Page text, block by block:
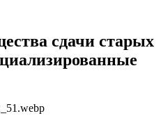
сдачи старых